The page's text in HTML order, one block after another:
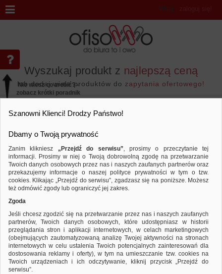
Wyszukaj produkt z najlepszą ceną
lub dodaj wiele produktów do zapytania ofertowego!
Witaj ,
Marka BRUSHME
Porównaj Sortuj według
Malowanie po numerach BRUSHME,
40x50 cm, bukiet delikatnych róż, 1 szt.
Nie wiesz co zrobić? -
zobacz krótki poradnik
Szanowni Klienci! Drodzy Państwo!
Dbamy o Twoją prywatność
Zanim klikniesz „Przejdź do serwisu”, prosimy o przeczytanie tej
informacji. Prosimy w niej o Twoją dobrowolną zgodę na przetwarzanie
Twoich danych osobowych przez nas i naszych zaufanych partnerów oraz
przekazujemy informacje o naszej polityce prywatności w tym o tzw.
cookies. Klikając „Przejdź do serwisu”, zgadzasz się na poniższe. Możesz
też odmówić zgody lub ograniczyć jej zakres.
Zgoda
Jeśli chcesz zgodzić się na przetwarzanie przez nas i naszych zaufanych
partnerów, Twoich danych osobowych, które udostępniasz w historii
przeglądania stron i aplikacji internetowych, w celach marketingowych
(obejmujących zautomatyzowaną analizę Twojej aktywności na stronach
internetowych w celu ustalenia Twoich potencjalnych zainteresowań dla
dostosowania reklamy i oferty), w tym na umieszczanie tzw. cookies na
Twoich urządzeniach i ich odczytywanie, kliknij przycisk „Przejdź do
serwisu”.